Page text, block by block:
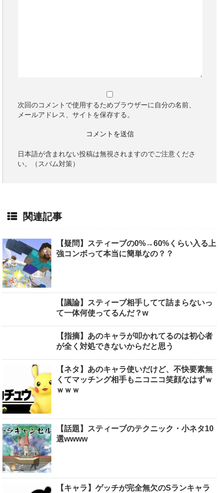
次回のコメントで使用するためブラウザーに自分の名前、
メールアドレス、サイトを保存する。
日本語が含まれない投稿は無視されますのでご注意くださ
い。（スパム対策）
関連記事
【疑問】スティーブの0%→60%くらい入る上
強コンボって本当に簡単なの？？
【議論】スティーブ相手してて詰まらないっ
て一体何使ってるんだ？w
【指摘】あのキャラが叩かれてるのは初心者
が全く対処できないからだと思う
【ネタ】あのキャラ使いだけど、不快要素無
くてマッチング相手もニコニコ笑顔なはずｗ
ｗｗｗ
【話題】スティーブのテクニック・小ネタ10
選wwww
【キャラ】ゲッチが完全無欠のSランキャラ